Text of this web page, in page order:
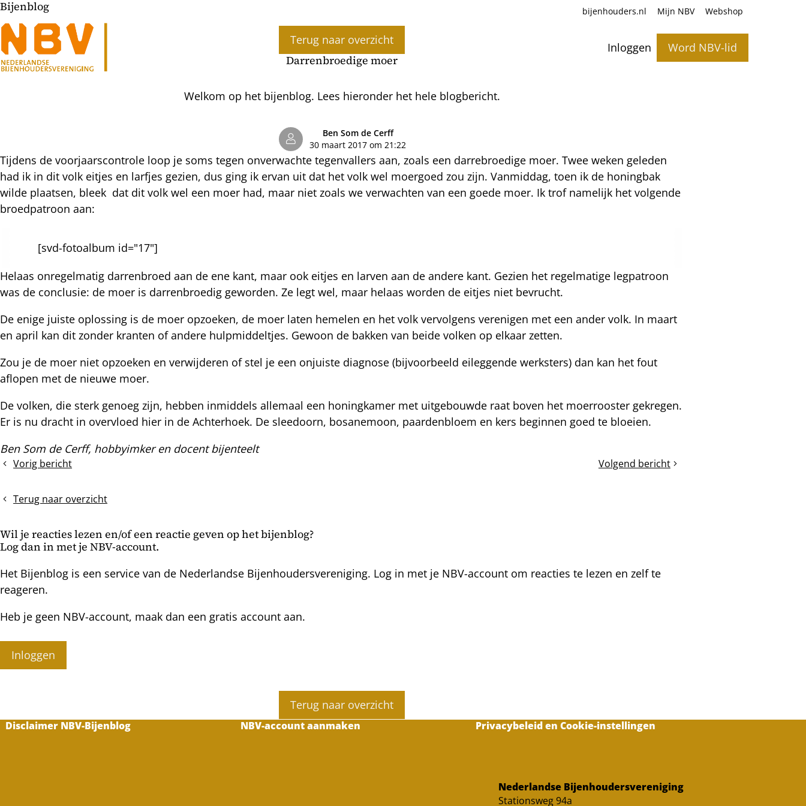
Inloggen Word NBV-lid
bijenhouders.nl Mijn NBV Webshop
Bijenblog
Terug naar overzicht
Darrenbroedige moer
Welkom op het bijenblog. Lees hieronder het hele blogbericht.
Ben Som de Cerff
30 maart 2017 om 21:22
Tijdens de voorjaarscontrole loop je soms tegen onverwachte tegenvallers aan, zoals een darrebroedige moer. Twee weken geleden
had ik in dit volk eitjes en larfjes gezien, dus ging ik ervan uit dat het volk wel moergoed zou zijn. Vanmiddag, toen ik de honingbak
wilde plaatsen, bleek dat dit volk wel een moer had, maar niet zoals we verwachten van een goede moer. Ik trof namelijk het volgende
broedpatroon aan:
[svd-fotoalbum id="17"]
Helaas onregelmatig darrenbroed aan de ene kant, maar ook eitjes en larven aan de andere kant. Gezien het regelmatige legpatroon
was de conclusie: de moer is darrenbroedig geworden. Ze legt wel, maar helaas worden de eitjes niet bevrucht.
De enige juiste oplossing is de moer opzoeken, de moer laten hemelen en het volk vervolgens verenigen met een ander volk. In maart
en april kan dit zonder kranten of andere hulpmiddeltjes. Gewoon de bakken van beide volken op elkaar zetten.
Zou je de moer niet opzoeken en verwijderen of stel je een onjuiste diagnose (bijvoorbeeld eileggende werksters) dan kan het fout
aflopen met de nieuwe moer.
De volken, die sterk genoeg zijn, hebben inmiddels allemaal een honingkamer met uitgebouwde raat boven het moerrooster gekregen.
Er is nu dracht in overvloed hier in de Achterhoek. De sleedoorn, bosanemoon, paardenbloem en kers beginnen goed te bloeien.
Ben Som de Cerff, hobbyimker en docent bijenteelt
Vorig bericht
Turbulente
Volgend bericht
2e
Terug naar overzicht
Wil je reacties lezen en/of een reactie geven op het bijenblog?
Log dan in met je NBV-account.
Het Bijenblog is een service van de Nederlandse Bijenhoudersvereniging. Log in met je NBV-account om reacties te lezen en zelf te
reageren.
Heb je geen NBV-account, maak dan een gratis account aan.
Inloggen
Terug naar overzicht
Disclaimer NBV-Bijenblog NBV-account aanmaken Privacybeleid en Cookie-instellingen
Nederlandse Bijenhoudersvereniging
Stationsweg 94a